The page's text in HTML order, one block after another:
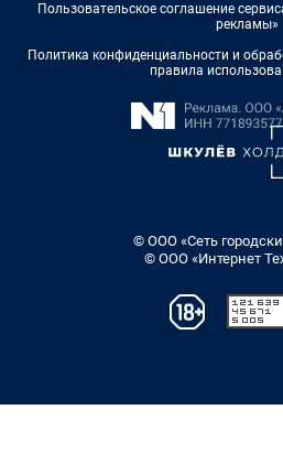
Пользовательское соглашение
рекламы»
Политика конфиденциальности и
правила
© ООО «Сеть
© ООО «Интернет